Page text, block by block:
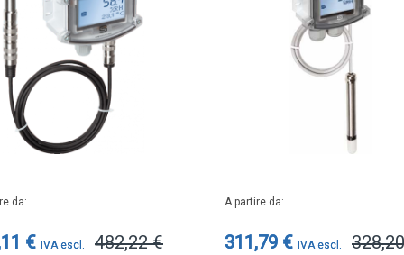
da
€ 482,22 €
A partire da
311,79 €